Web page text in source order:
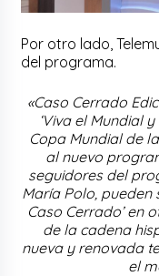
Por otro lado,
del programa.
«Caso Cerrado
‘Viva el Mundial
Copa Mundial de
al nuevo
seguidores del
María Polo, pueden
Caso Cerrado’ en
de la cadena
nueva y renovada
el